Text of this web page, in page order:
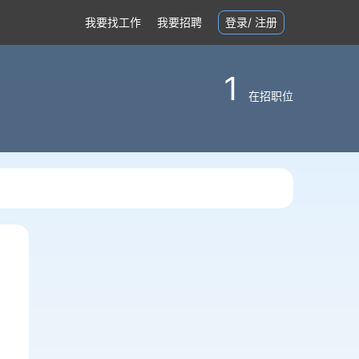
我要找工作 我要招聘 登录/ 注册
1 在招职位